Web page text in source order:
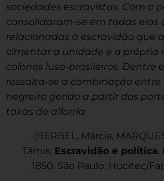
sociedades escravistas. Com o
consolidaram-se em todas elas
relacionadas à escravidão que
cimentar a unidade e a própria
colonos luso-brasileiros. Dentre
ressalta-se a combinação
negreiro gerido a partir dos
taxas de alforria.
(BERBEL, Márcia;
Tâmis. Escravidão e política.
1850. São Paulo: Hucitec/